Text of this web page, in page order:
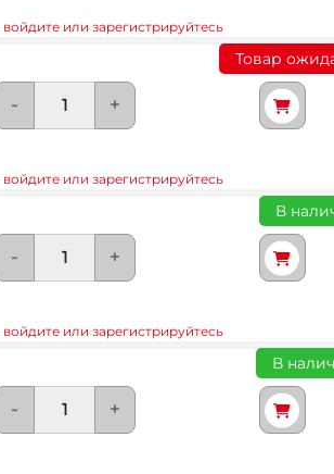
войдите или зарегистрируйтесь
Товар
- +
войдите или зарегистрируйтесь
В
- +
войдите или зарегистрируйтесь
В
- +